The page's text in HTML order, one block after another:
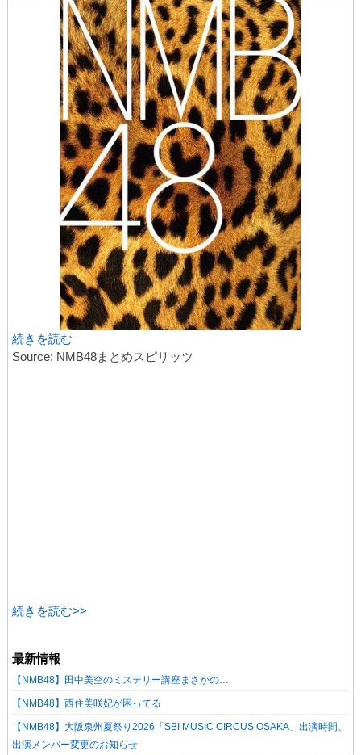
続きを読む
Source: NMB48まとめスピリッツ
続きを読む>>
最新情報
【NMB48】田中美空のミステリー講座まさかの…
【NMB48】西住美咲妃が困ってる
【NMB48】大阪泉州夏祭り2026「SBI MUSIC CIRCUS OSAKA」出演時間、
出演メンバー変更のお知らせ